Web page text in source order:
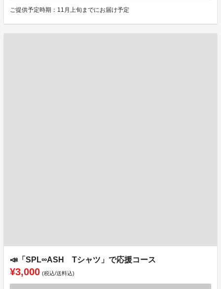
ご提供予定時期：11月上旬までにお届け予定
📣「SPL∞ASH Tシャツ」で応援コース
¥3,000 (税込/送料込)